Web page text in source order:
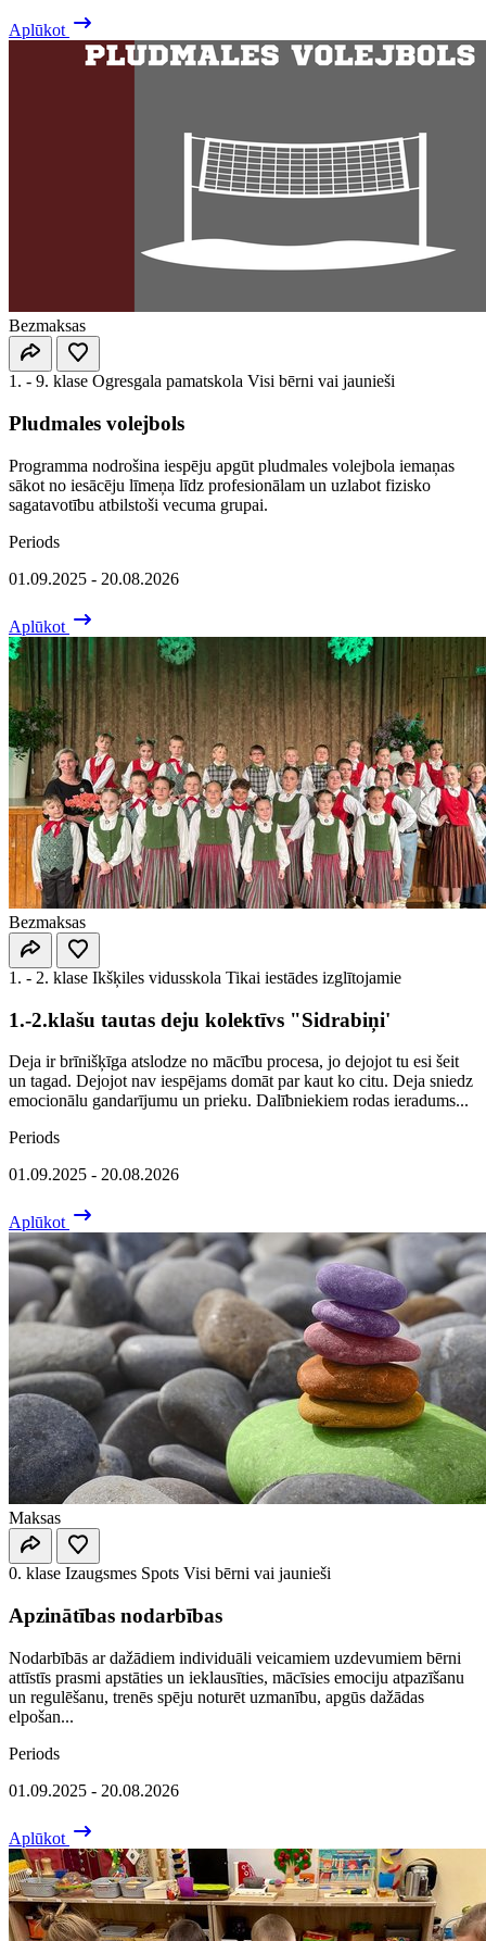
Aplūkot
Bezmaksas
1. - 9. klase Ogresgala pamatskola Visi bērni vai jaunieši
Pludmales volejbols
Programma nodrošina iespēju apgūt pludmales volejbola iemaņas
sākot no iesācēju līmeņa līdz profesionālam un uzlabot fizisko
sagatavotību atbilstoši vecuma grupai.
Periods
01.09.2025 - 20.08.2026
Aplūkot
Bezmaksas
1. - 2. klase Ikšķiles vidusskola Tikai iestādes izglītojamie
1.-2.klašu tautas deju kolektīvs "Sidrabiņi'
Deja ir brīnišķīga atslodze no mācību procesa, jo dejojot tu esi šeit
un tagad. Dejojot nav iespējams domāt par kaut ko citu. Deja sniedz
emocionālu gandarījumu un prieku. Dalībniekiem rodas ieradums...
Periods
01.09.2025 - 20.08.2026
Aplūkot
Maksas
0. klase Izaugsmes Spots Visi bērni vai jaunieši
Apzinātības nodarbības
Nodarbībās ar dažādiem individuāli veicamiem uzdevumiem bērni
attīstīs prasmi apstāties un ieklausīties, mācīsies emociju atpazīšanu
un regulēšanu, trenēs spēju noturēt uzmanību, apgūs dažādas
elpošan...
Periods
01.09.2025 - 20.08.2026
Aplūkot